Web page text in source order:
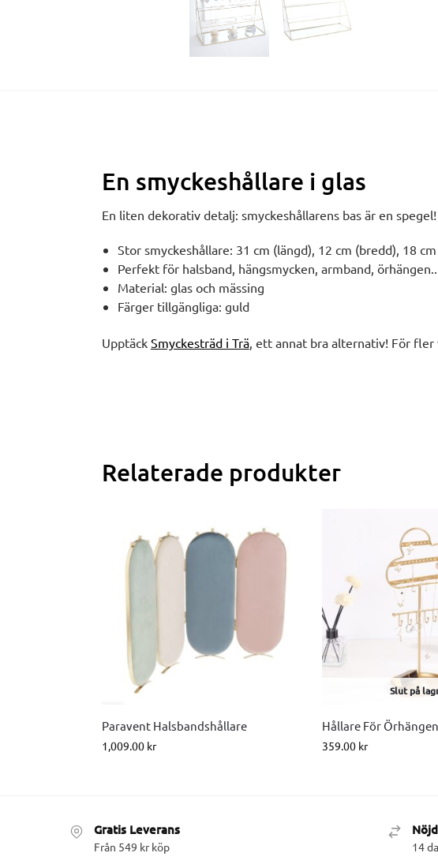
En smyckeshållare i glas
En liten dekorativ detalj: smyckeshållarens bas är en spegel!
Stor smyckeshållare: 31 cm (längd), 12 cm (bredd), 18
Perfekt för halsband, hängsmycken, armband, örhängen...
Material: glas och mässing
Färger tillgängliga: guld
Upptäck Smyckesträd i Trä, ett annat bra alternativ! För
Relaterade produkter
Paravent Halsbandshållare
1,009.00 kr
Slut på
Hållare För
359.00 kr
Gratis Leverans
Från 549 kr köp 14